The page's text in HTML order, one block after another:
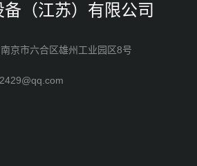
（江苏）有限公司
京市六合区雄州工业园区8号